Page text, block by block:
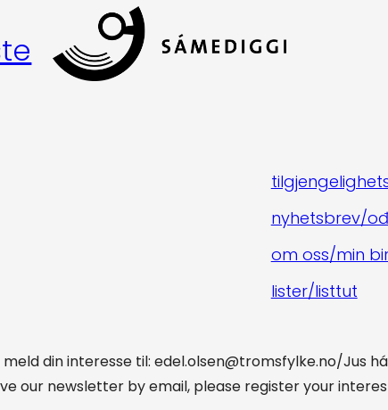
nyhetsbrev/
om oss/min
lister/listtut
din interesse til: edel.olsen@tromsfylke.no/Jus
our newsletter by email, please register your